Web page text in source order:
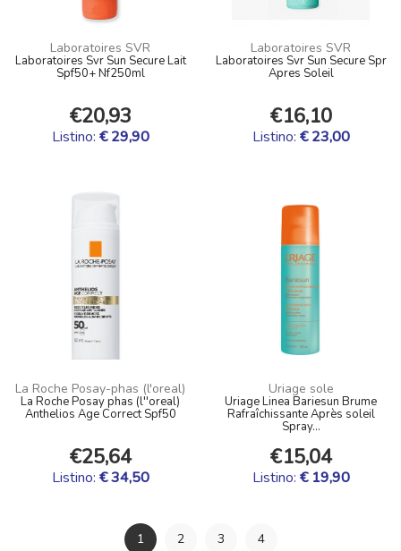
Laboratoires SVR
Laboratoires Svr Sun Secure Lait
Spf50+ Nf250ml
€20,93
Listino: € 29,90
Laboratoires SVR
Laboratoires Svr Sun Secure Spr
Apres Soleil
€16,10
Listino: € 23,00
La Roche Posay-phas (l'oreal)
La Roche Posay phas (l''oreal)
Anthelios Age Correct Spf50
€25,64
Listino: € 34,50
Uriage sole
Uriage Linea Bariesun Brume
Rafraîchissante Après soleil
Spray...
€15,04
Listino: € 19,90
1 2 3 4